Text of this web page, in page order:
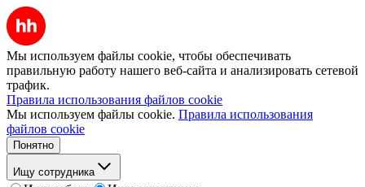
Мы используем файлы cookie, чтобы обеспечивать
правильную работу нашего веб-сайта и анализировать сетевой
трафик.
Правила использования файлов cookie
Мы используем файлы cookie. Правила использования
файлов cookie
Понятно
Ищу сотрудника